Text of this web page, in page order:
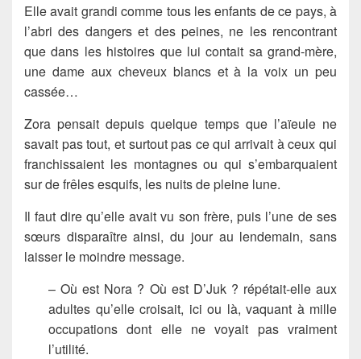
Elle avait grandi comme tous les enfants de ce pays, à
l’abri des dangers et des peines, ne les rencontrant
que dans les histoires que lui contait sa grand-mère,
une dame aux cheveux blancs et à la voix un peu
cassée…
Zora pensait depuis quelque temps que l’aïeule ne
savait pas tout, et surtout pas ce qui arrivait à ceux qui
franchissaient les montagnes ou qui s’embarquaient
sur de frêles esquifs, les nuits de pleine lune.
Il faut dire qu’elle avait vu son frère, puis l’une de ses
sœurs disparaître ainsi, du jour au lendemain, sans
laisser le moindre message.
– Où est Nora ? Où est D’Juk ? répétait-elle aux
adultes qu’elle croisait, ici ou là, vaquant à mille
occupations dont elle ne voyait pas vraiment
l’utilité.